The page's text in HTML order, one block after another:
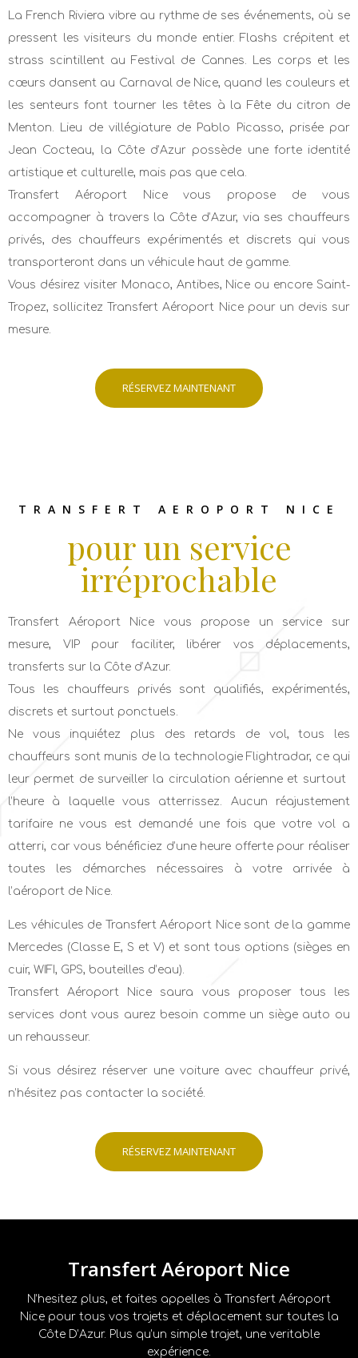
La French Riviera vibre au rythme de ses événements, où se
pressent les visiteurs du monde entier. Flashs crépitent et
strass scintillent au Festival de Cannes. Les corps et les
cœurs dansent au Carnaval de Nice, quand les couleurs et
les senteurs font tourner les têtes à la Fête du citron de
Menton. Lieu de villégiature de Pablo Picasso, prisée par
Jean Cocteau, la Côte d’Azur possède une forte identité
artistique et culturelle, mais pas que cela.
Transfert Aéroport Nice vous propose de vous
accompagner à travers la Côte d’Azur, via ses chauffeurs
privés, des chauffeurs expérimentés et discrets qui vous
transporteront dans un véhicule haut de gamme.
Vous désirez visiter Monaco, Antibes, Nice ou encore Saint-
Tropez, sollicitez Transfert Aéroport Nice pour un devis sur
mesure.
RÉSERVEZ MAINTENANT
TRANSFERT AEROPORT NICE
pour un service
irréprochable
Transfert Aéroport Nice vous propose un service sur
mesure, VIP pour faciliter, libérer vos déplacements,
transferts sur la Côte d’Azur.
Tous les chauffeurs privés sont qualifiés, expérimentés,
discrets et surtout ponctuels.
Ne vous inquiétez plus des retards de vol, tous les
chauffeurs sont munis de la technologie Flightradar, ce qui
leur permet de surveiller la circulation aérienne ​et surtout ​
l’heure à laquelle vous atterrissez. ​Aucun réajustement
tarifaire ne vous est demandé une fois que votre vol a
atterri, car vous bénéficiez d’une heure offerte pour réaliser
toutes les démarches nécessaires à votre arrivée à
l’aéroport de Nice.
Les véhicules de Transfert Aéroport Nice sont de la gamme
Mercedes (Classe E, S et V) et sont tous options (sièges en
cuir, WIFI, GPS, bouteilles d’eau).
Transfert Aéroport Nice saura vous proposer tous les
services dont vous aurez besoin comme un siège auto ou
un rehausseur.
Si vous désirez réserver une voiture avec chauffeur privé,
n’hésitez pas contacter la société.
RÉSERVEZ MAINTENANT
Transfert Aéroport Nice
N’hesitez plus, et faites appelles à Transfert Aéroport
Nice pour tous vos trajets et déplacement sur toutes la
Côte D’Azur. Plus qu’un simple trajet, une veritable
expérience.